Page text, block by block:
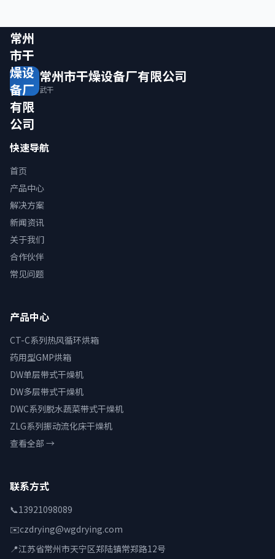
常州
市干
燥设
备厂
有限
公司
常州市干燥设备厂有限公司
武干
快速导航
首页
产品中心
解决方案
新闻资讯
关于我们
合作伙伴
常见问题
产品中心
CT-C系列热风循环烘箱
药用型GMP烘箱
DW单层带式干燥机
DW多层带式干燥机
DWC系列脱水蔬菜带式干燥机
ZLG系列振动流化床干燥机
查看全部 →
联系方式
📞13921098089
✉️czdrying@wgdrying.com
📍江苏省常州市天宁区郑陆镇常郑路12号